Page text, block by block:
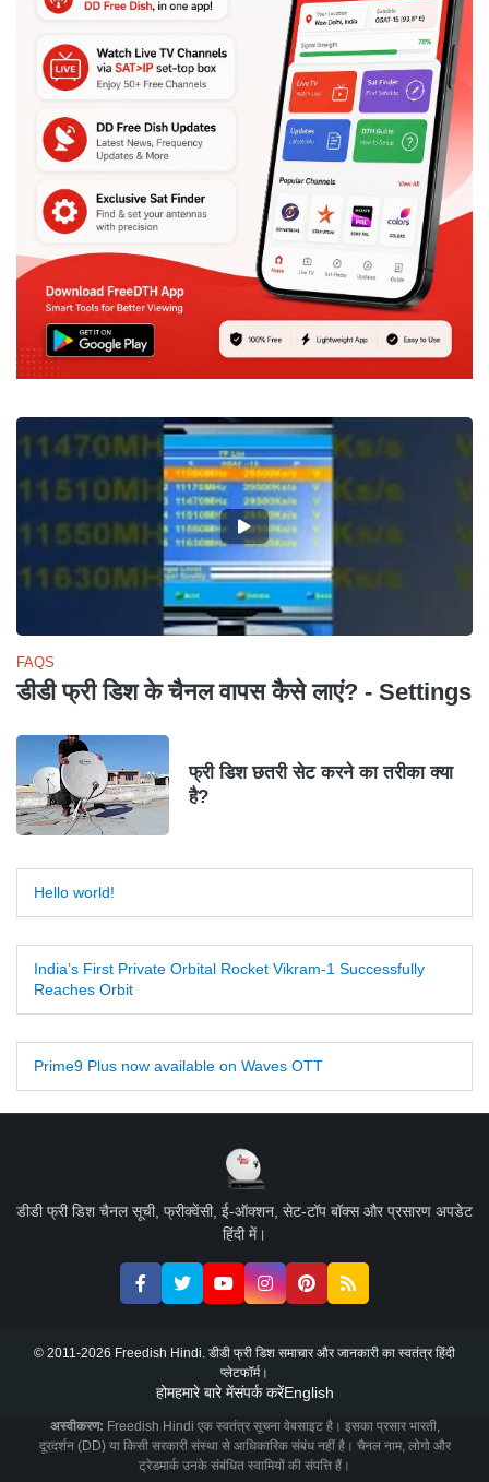
FAQS
डीडी फ्री डिश के चैनल वापस कैसे लाएं? - Settings
फ्री डिश छतरी सेट करने का तरीका क्या
है?
Hello world!
India’s First Private Orbital Rocket Vikram-1 Successfully
Reaches Orbit
Prime9 Plus now available on Waves OTT
डीडी फ्री डिश चैनल सूची, फ्रीक्वेंसी, ई-ऑक्शन, सेट-टॉप बॉक्स और प्रसारण अपडेट
हिंदी में।
© 2011-2026 Freedish Hindi. डीडी फ्री डिश समाचार और जानकारी का स्वतंत्र हिंदी
प्लेटफॉर्म।
होमहमारे बारे मेंसंपर्क करेंEnglish
अस्वीकरण: Freedish Hindi एक स्वतंत्र सूचना वेबसाइट है। इसका प्रसार भारती,
दूरदर्शन (DD) या किसी सरकारी संस्था से आधिकारिक संबंध नहीं है। चैनल नाम, लोगो और
ट्रेडमार्क उनके संबंधित स्वामियों की संपत्ति हैं।